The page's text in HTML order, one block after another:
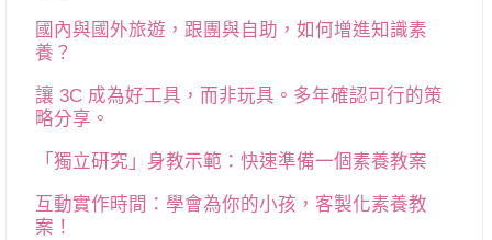
國內與國外旅遊，跟團與自助，如何增進知識素
養？
讓 3C 成為好工具，而非玩具。多年確認可行的策
略分享。
「獨立研究」身教示範：快速準備一個素養教案
互動實作時間：學會為你的小孩，客製化素養教
案！